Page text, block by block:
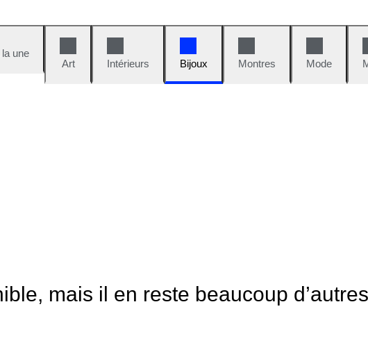
une
Art
Intérieurs Bijoux Montres Mode
mais il en reste beaucoup